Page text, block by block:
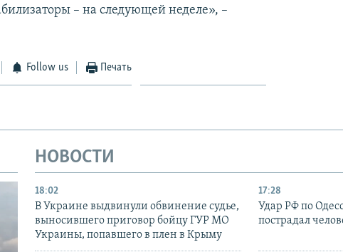
– на следующей неделе», –
Follow us Печать
НОВОСТИ
18:02
В Украине выдвинули обвинение судье,
выносившего приговор бойцу ГУР МО
Украины, попавшего в плен в Крыму
17:28
Удар РФ по
пострадал